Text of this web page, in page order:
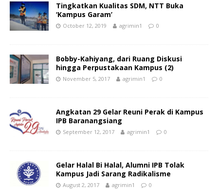
Tingkatkan Kualitas SDM, NTT Buka
‘Kampus Garam’
October 12, 2019 agrimin1 0
Bobby-Kahiyang, dari Ruang Diskusi
hingga Perpustakaan Kampus (2)
November 5, 2017 agrimin1 0
Angkatan 29 Gelar Reuni Perak di Kampus
IPB Baranangsiang
September 12, 2017 agrimin1 0
Gelar Halal Bi Halal, Alumni IPB Tolak
Kampus Jadi Sarang Radikalisme
August 2, 2017 agrimin1 0